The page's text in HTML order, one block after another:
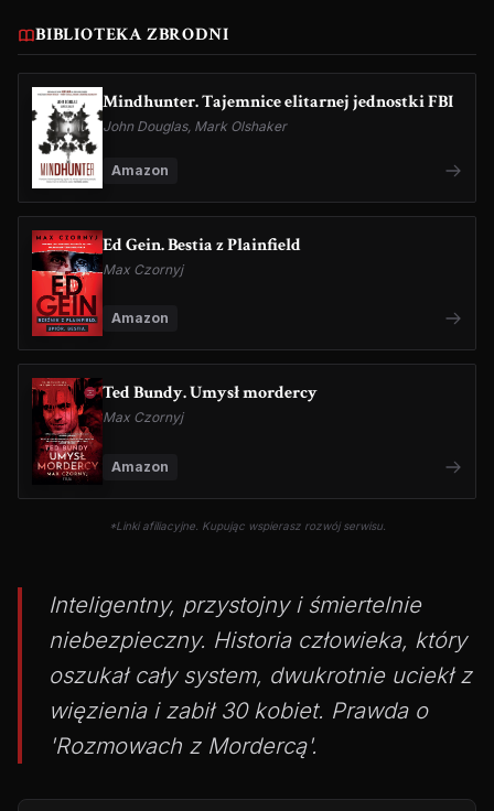
BIBLIOTEKA ZBRODNI
Mindhunter. Tajemnice elitarnej jednostki FBI
John Douglas, Mark Olshaker
Amazon
Ed Gein. Bestia z Plainfield
Max Czornyj
Amazon
Ted Bundy. Umysł mordercy
Max Czornyj
Amazon
*Linki afiliacyjne. Kupując wspierasz rozwój serwisu.
Inteligentny, przystojny i śmiertelnie
niebezpieczny. Historia człowieka, który
oszukał cały system, dwukrotnie uciekł z
więzienia i zabił 30 kobiet. Prawda o
'Rozmowach z Mordercą'.